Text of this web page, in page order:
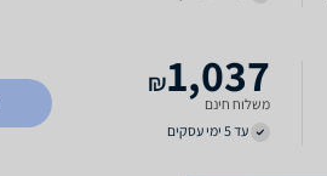
1,037
₪
משלוח חינם
עד 5 ימי עסקים